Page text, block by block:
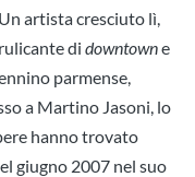
artista cresciuto lì,
di downtowne
parmense,
a Martino Jasoni, lo
hanno trovato
giugno 2007 nel suo